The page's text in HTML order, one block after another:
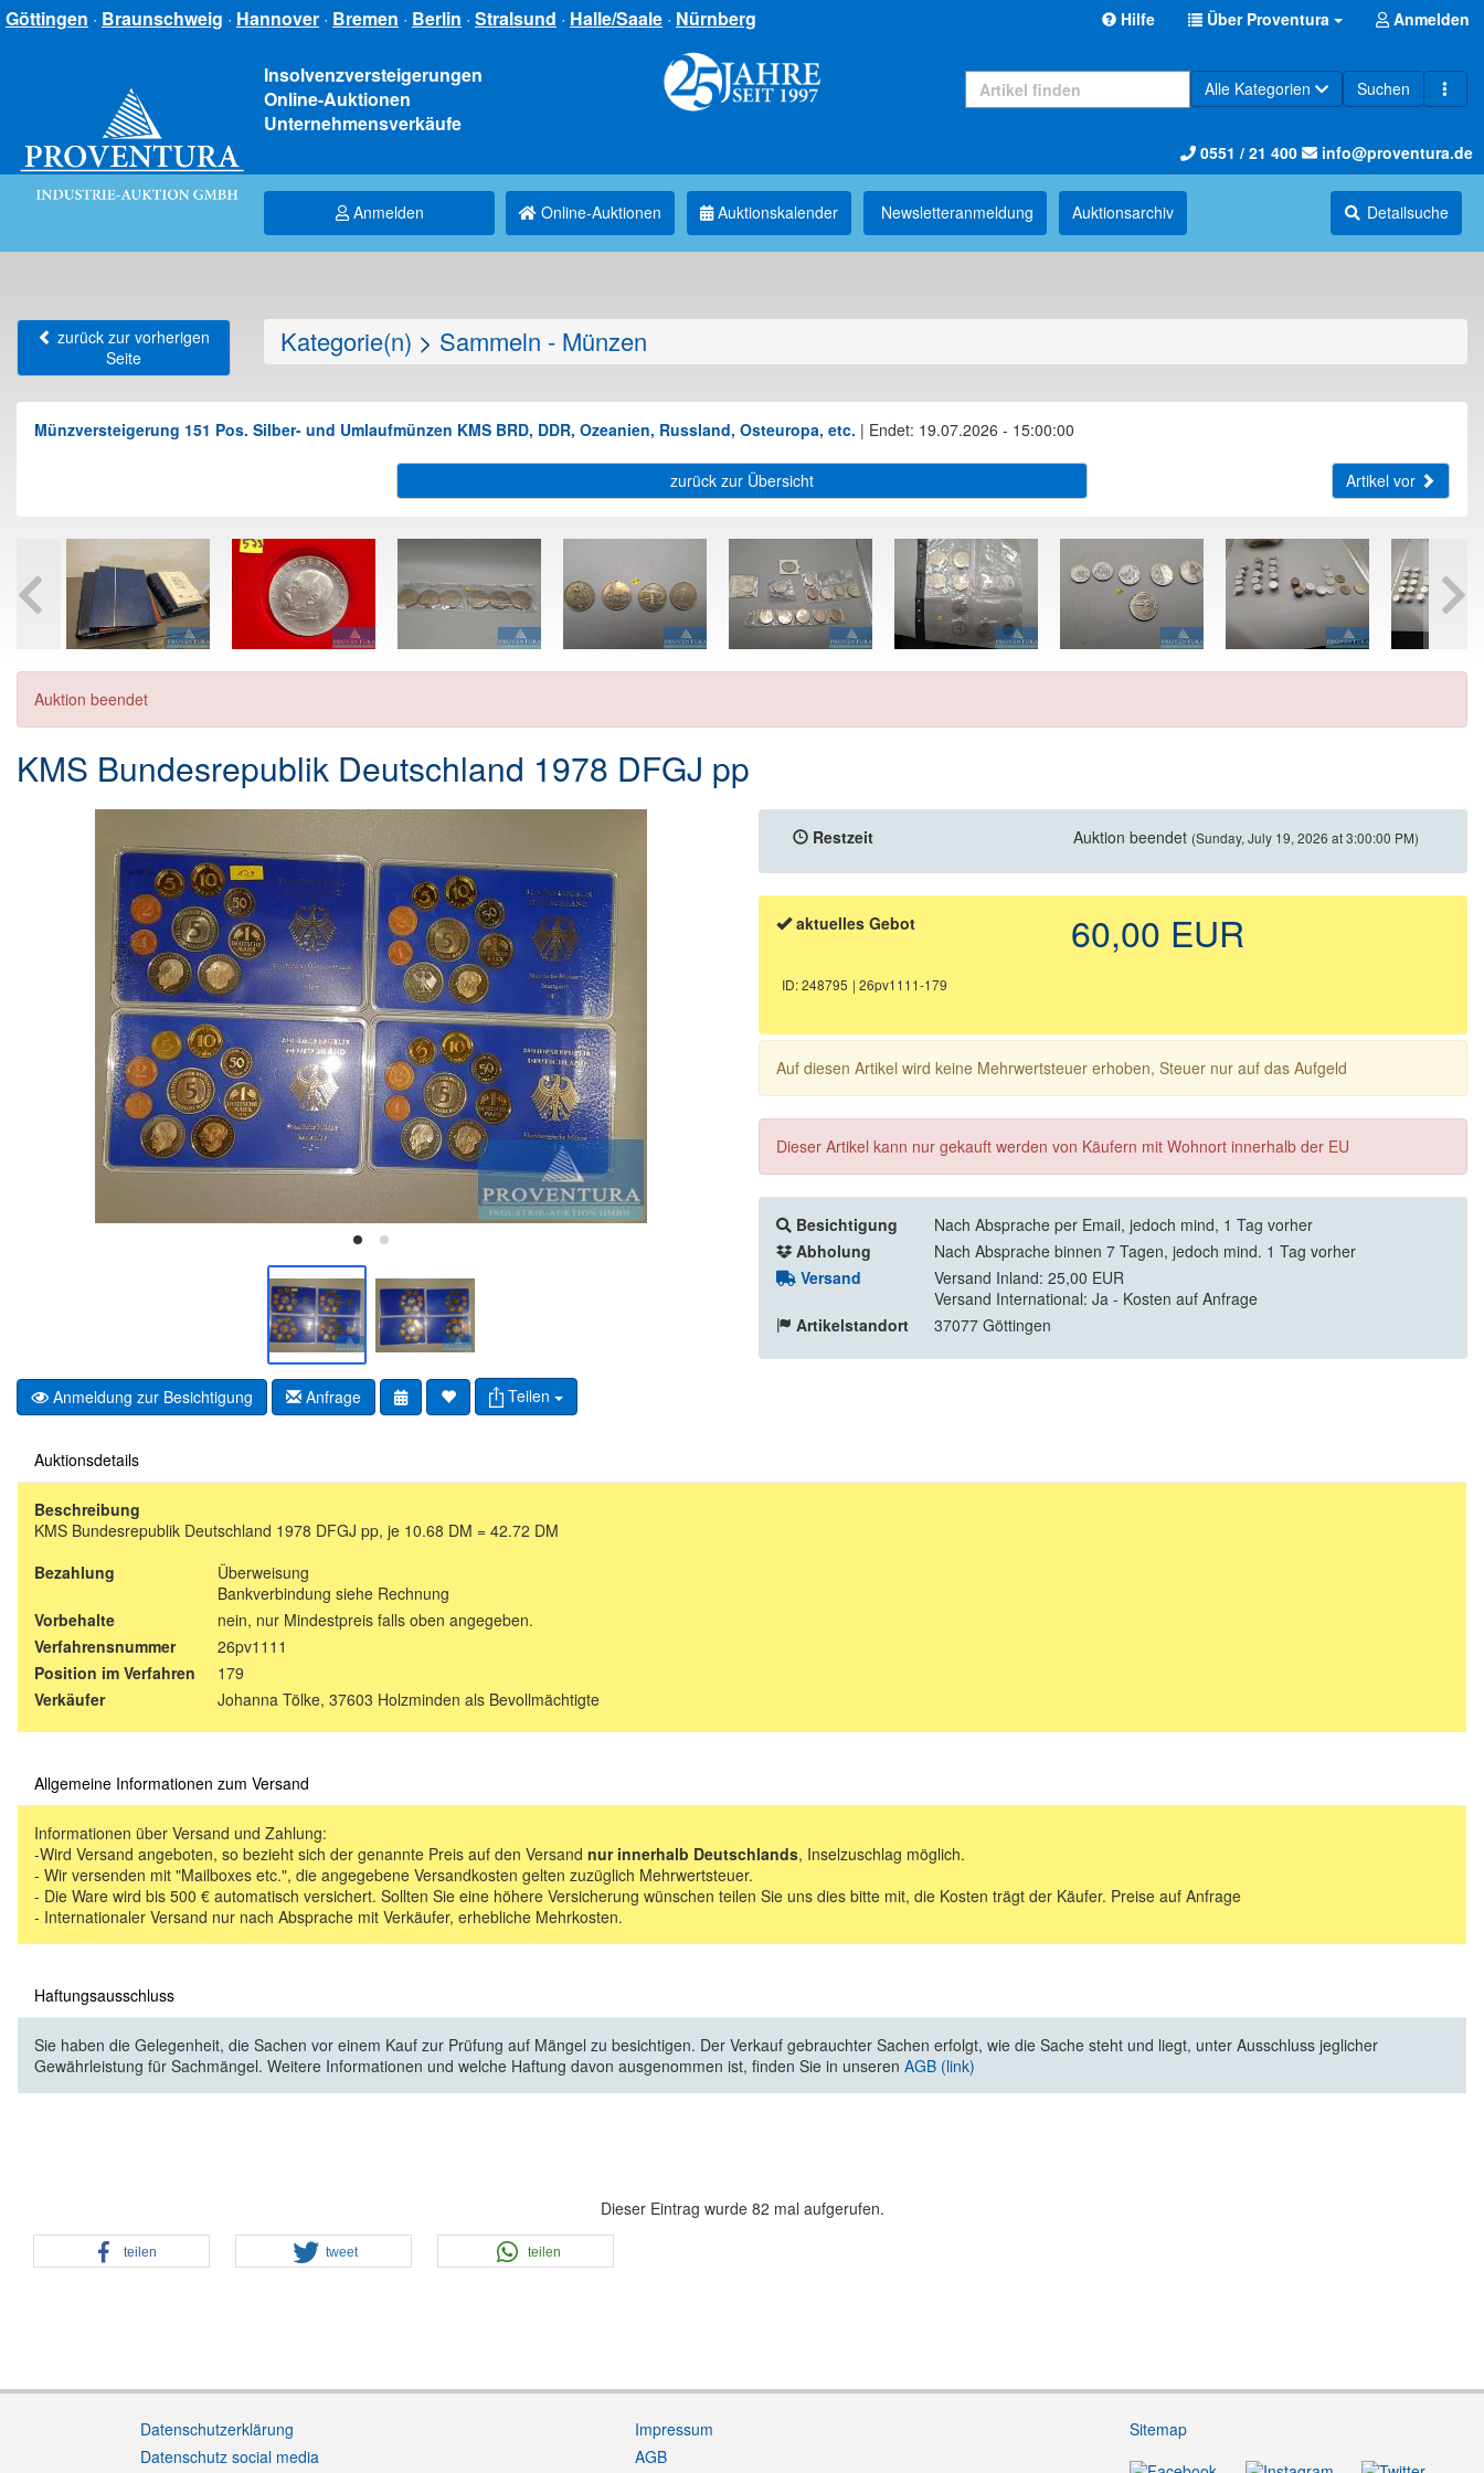
Göttingen · Braunschweig · Hannover · Bremen · Berlin · Stralsund · Halle/Saale · Nürnberg Hilfe Über Proventura Anmelden
Insolvenzversteigerungen
Online-Auktionen
Unternehmensverkäufe
Alle Kategorien Suchen
0551 / 21 400 info@proventura.de
Anmelden Online-Auktionen Auktionskalender Newsletter­anmeldung Auktions­archiv Detailsuche
zurück zur vorherigen
Seite
Kategorie(n) > Sammeln - Münzen
Münzversteigerung 151 Pos. Silber- und Umlaufmünzen KMS BRD, DDR, Ozeanien, Russland, Osteuropa, etc. | Endet: 19.07.2026 - 15:00:00
zurück zur Übersicht Artikel vor
Auktion beendet
KMS Bundesrepublik Deutschland 1978 DFGJ pp
Anmeldung zur Besichtigung Anfrage Teilen
Restzeit Auktion beendet (Sunday, July 19, 2026 at 3:00:00 PM)
aktuelles Gebot 60,00 EUR
ID: 248795 | 26pv1111-179
Auf diesen Artikel wird keine Mehrwertsteuer erhoben, Steuer nur auf das Aufgeld
Dieser Artikel kann nur gekauft werden von Käufern mit Wohnort innerhalb der EU
Besichtigung
Nach Absprache per Email, jedoch mind, 1 Tag vorher
Abholung
Nach Absprache binnen 7 Tagen, jedoch mind. 1 Tag vorher
Versand
Versand Inland: 25,00 EUR
Versand International: Ja - Kosten auf Anfrage
Artikelstandort
37077 Göttingen
Auktionsdetails
Beschreibung
KMS Bundesrepublik Deutschland 1978 DFGJ pp, je 10.68 DM = 42.72 DM
Bezahlung
Überweisung
Bankverbindung siehe Rechnung
Vorbehalte
nein, nur Mindestpreis falls oben angegeben.
Verfahrensnummer
26pv1111
Position im Verfahren
179
Verkäufer
Johanna Tölke, 37603 Holzminden als Bevollmächtigte
Allgemeine Informationen zum Versand
Informationen über Versand und Zahlung:
-Wird Versand angeboten, so bezieht sich der genannte Preis auf den Versand nur innerhalb Deutschlands, Inselzuschlag möglich.
- Wir versenden mit "Mailboxes etc.", die angegebene Versandkosten gelten zuzüglich Mehrwertsteuer.
- Die Ware wird bis 500 € automatisch versichert. Sollten Sie eine höhere Versicherung wünschen teilen Sie uns dies bitte mit, die Kosten trägt der Käufer. Preise auf Anfrage
- Internationaler Versand nur nach Absprache mit Verkäufer, erhebliche Mehrkosten.
Haftungsausschluss
Sie haben die Gelegenheit, die Sachen vor einem Kauf zur Prüfung auf Mängel zu besichtigen. Der Verkauf gebrauchter Sachen erfolgt, wie die Sache steht und liegt, unter Ausschluss jeglicher
Gewährleistung für Sachmängel. Weitere Informationen und welche Haftung davon ausgenommen ist, finden Sie in unseren AGB (link)
Dieser Eintrag wurde 82 mal aufgerufen.
teilen tweet teilen
Datenschutzerklärung
Datenschutz social media
Impressum
AGB
Sitemap